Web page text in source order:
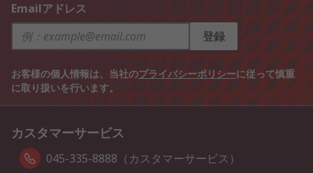
Emailアドレス
登録
お客様の個人情報は、当社のプライバシーポリシーに従って慎重
に取り扱いを行います。
カスタマーサービス
045-335-8888（カスタマーサービス）